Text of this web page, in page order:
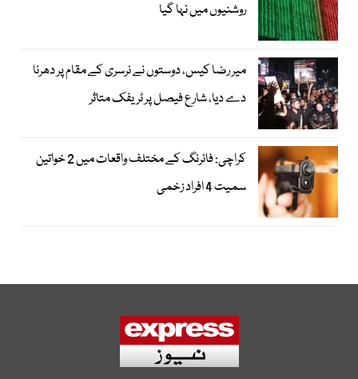
روشنیوں میں نہا گیا
میر رضا کیس، دوستوں نے نرسری کے مقام پر دھرنا
دے دیا، شارع فیصل پر ٹریفک متاثر
کراچی: فائرنگ کے مختلف واقعات میں 2 خواتین
سمیت 4 افراد زخمی